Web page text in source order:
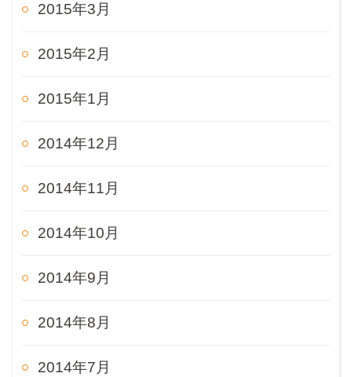
2015年3月
2015年2月
2015年1月
2014年12月
2014年11月
2014年10月
2014年9月
2014年8月
2014年7月